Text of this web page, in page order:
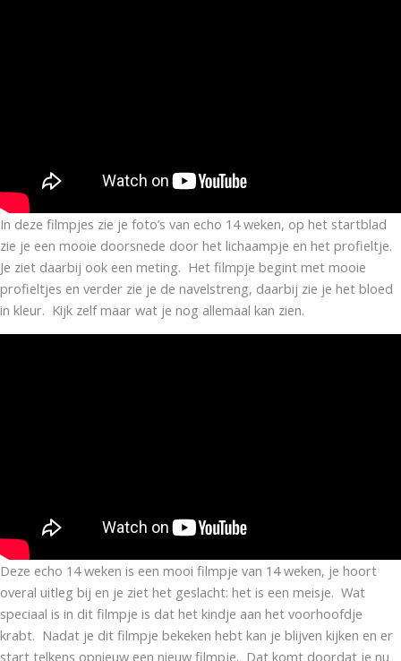
In deze filmpjes zie je foto’s van echo 14 weken, op het startblad
zie je een mooie doorsnede door het lichaampje en het profieltje.
Je ziet daarbij ook een meting. Het filmpje begint met mooie
profieltjes en verder zie je de navelstreng, daarbij zie je het bloed
in kleur. Kijk zelf maar wat je nog allemaal kan zien.
Deze echo 14 weken is een mooi filmpje van 14 weken, je hoort
overal uitleg bij en je ziet het geslacht: het is een meisje. Wat
speciaal is in dit filmpje is dat het kindje aan het voorhoofdje
krabt. Nadat je dit filmpje bekeken hebt kan je blijven kijken en er
start telkens opnieuw een nieuw filmpje. Dat komt doordat je nu